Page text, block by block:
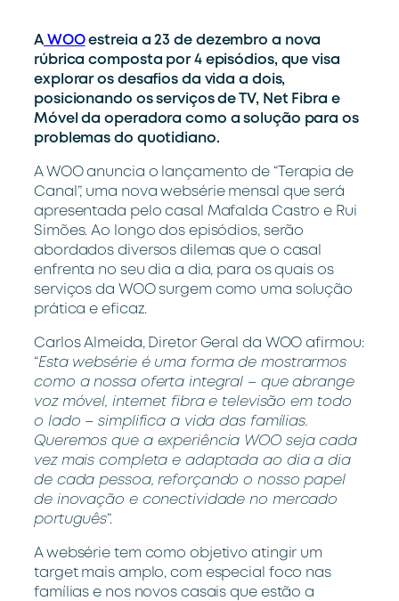
AWOOestreia a 23 de dezembro a nova
rúbrica composta por 4 episódios, que visa
explorar os desafios da vida a dois,
posicionando os serviços de TV, Net Fibra e
Móvel da operadora como a solução para os
problemas do quotidiano.
A WOO anuncia o lançamento de “Terapia de
Canal”, uma nova websérie mensal que será
apresentada pelo casal Mafalda Castro e Rui
Simões. Ao longo dos episódios, serão
abordados diversos dilemas que o casal
enfrenta no seu dia a dia, para os quais os
serviços da WOO surgem como uma solução
prática e eficaz.
Carlos Almeida, Diretor Geral da WOO afirmou:
“Esta websérie é uma forma de mostrarmos
como a nossa oferta integral – que abrange
voz móvel, internet fibra e televisão em todo
o lado – simplifica a vida das famílias.
Queremos que a experiência WOO seja cada
vez mais completa e adaptada ao dia a dia
de cada pessoa, reforçando o nosso papel
de inovação e conectividade no mercado
português”.
A websérie tem como objetivo atingir um
target mais amplo, com especial foco nas
famílias e nos novos casais que estão a